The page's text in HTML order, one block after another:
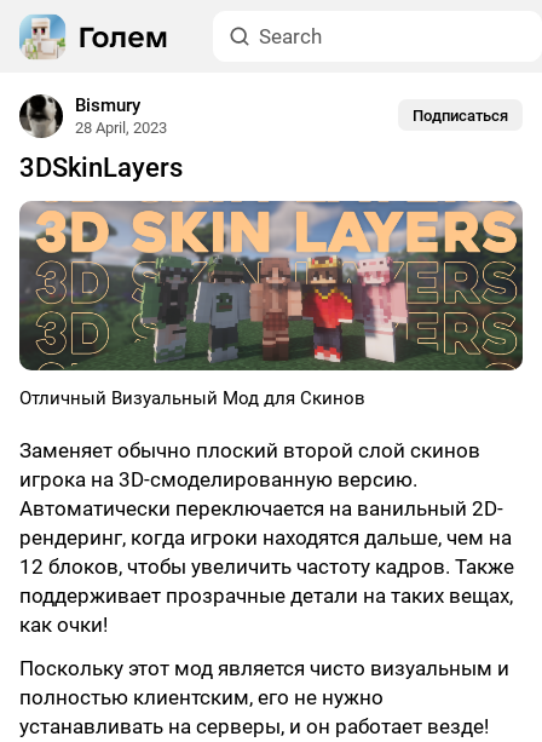
Bismury
28 April, 2023
Подписаться
3DSkinLayers
Отличный Визуальный Мод для Скинов
Заменяет обычно плоский второй слой скинов
игрока на 3D-смоделированную версию.
Автоматически переключается на ванильный 2D-
рендеринг, когда игроки находятся дальше, чем на
12 блоков, чтобы увеличить частоту кадров. Также
поддерживает прозрачные детали на таких вещах,
как очки!
Поскольку этот мод является чисто визуальным и
полностью клиентским, его не нужно
устанавливать на серверы, и он работает везде!